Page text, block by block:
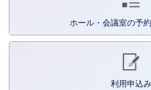
ホール・会議室の予
利用申込み